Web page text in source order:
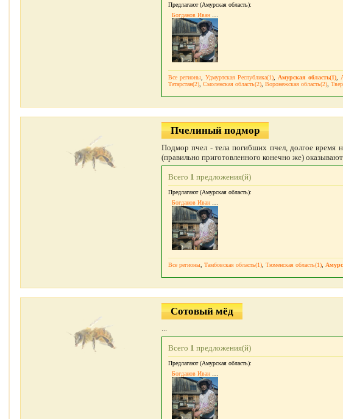
Предлагают (Амурская область):
Все регионы ,Удмуртская Республика(1) Амурская область(1),
Татарстан(2) Смоленская область(2) Воронежская область(2)
Пчелиный подмор
Подмор пчел - тела погибших пчел, долгое время
(правильно приготовленного конечно же)
Всего 1 предложения(й)
Предлагают (Амурская область):
Все регионы Тамбовская область(1) Тюменская область(1)
Сотовый мёд
...
Всего 1 предложения(й)
Предлагают (Амурская область):